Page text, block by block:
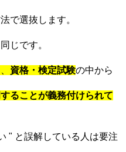
で選抜します。
じです。
資格・検定試験の中から
ることが義務付けられて
" と誤解している人は要注